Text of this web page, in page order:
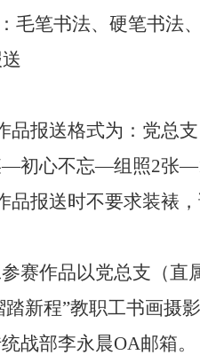
毛笔书法、硬笔书法
品报送格式为：党总
心不忘—组照2张
品报送时不要求装裱
赛作品以党总支 （
新程”教职工书画摄影
战部李永晨OA邮箱。